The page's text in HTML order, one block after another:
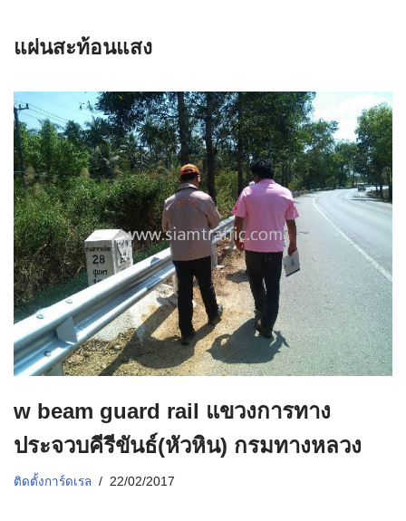
แผ่นสะท้อนแสง
w beam guard rail แขวงการทาง
ประจวบคีรีขันธ์(หัวหิน) กรมทางหลวง
ติดตั้งการ์ดเรล 22/02/2017